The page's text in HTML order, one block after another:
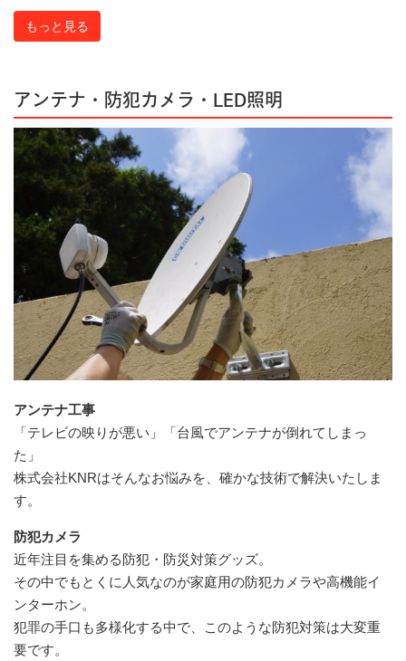
もっと見る
アンテナ・防犯カメラ・LED照明
アンテナ工事
「テレビの映りが悪い」「台風でアンテナが倒れてしまっ
た」
株式会社KNRはそんなお悩みを、確かな技術で解決いたしま
す。
防犯カメラ
近年注目を集める防犯・防災対策グッズ。
その中でもとくに人気なのが家庭用の防犯カメラや高機能イ
ンターホン。
犯罪の手口も多様化する中で、このような防犯対策は大変重
要です。